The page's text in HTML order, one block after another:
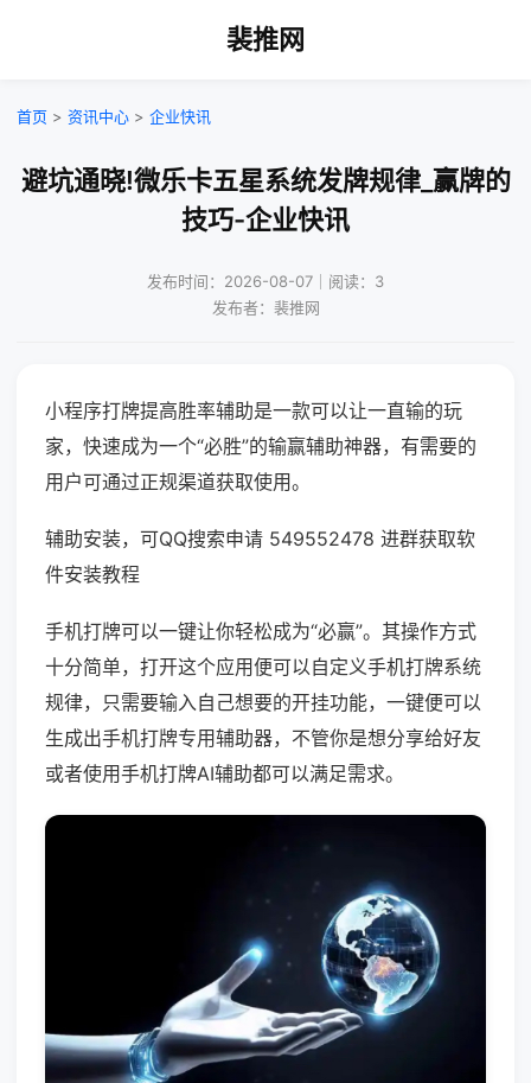
裴推网
首页 > 资讯中心 > 企业快讯
避坑通晓!微乐卡五星系统发牌规律_赢牌的
技巧-企业快讯
发布时间：2026-08-07｜阅读：3
发布者：裴推网
小程序打牌提高胜率辅助是一款可以让一直输的玩
家，快速成为一个“必胜”的输赢辅助神器，有需要的
用户可通过正规渠道获取使用。
辅助安装，可QQ搜索申请 549552478 进群获取软
件安装教程
手机打牌可以一键让你轻松成为“必赢”。其操作方式
十分简单，打开这个应用便可以自定义手机打牌系统
规律，只需要输入自己想要的开挂功能，一键便可以
生成出手机打牌专用辅助器，不管你是想分享给好友
或者使用手机打牌AI辅助都可以满足需求。